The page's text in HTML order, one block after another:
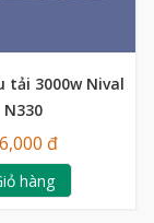
tải 3000w Nival
N330
đ
hàng